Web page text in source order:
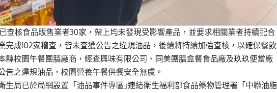
查核食品販售業者30家，架上均未發現受影響產品，並要求相關業者持續配合
完成102家稽查，皆未查獲公告之違規油品，後續將持續加強查核，以確保餐飲
縣校園午餐團膳廠商，經查興味有限公司、同美團膳盒餐食品廠及玖玖便當廠
告之違規油品，校園營養午餐供餐安全無虞。
生局已於局網設置「油品事件專區｣連結衛生福利部食品藥物管理署「中聯油脂